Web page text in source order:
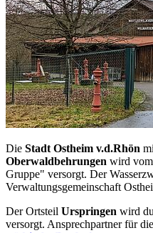
Die Stadt Ostheim v.d.Rhön
Oberwaldbehrungen wird
Gruppe" versorgt. Der
Verwaltungsgemeinschaft
Der Ortsteil Urspringen wird
versorgt. Ansprechpartner für